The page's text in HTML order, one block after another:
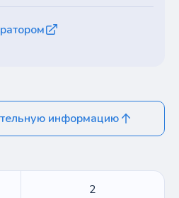
информацию
2